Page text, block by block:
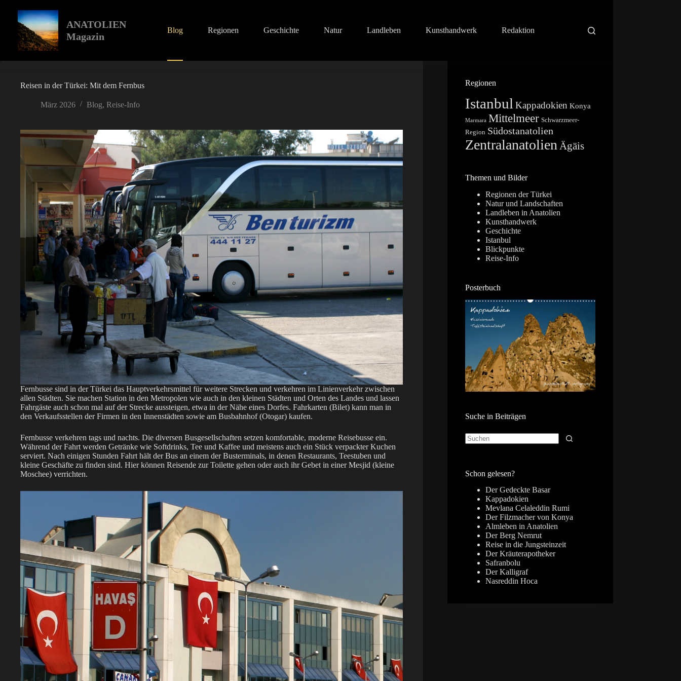
springen
ANATOLIEN
Magazin
Blog Regionen Geschichte Natur Landleben Kunsthandwerk Redaktion
Reisen in der Türkei: Mit dem Fernbus
März 2026 Blog, Reise-Info
Fernbusse sind in der Türkei das Hauptverkehrsmittel für weitere Strecken und verkehren im Linienverkehr zwischen
allen Städten. Sie machen Station in den Metropolen wie auch in den kleinen Städten und Orten des Landes und lassen
Fahrgäste auch schon mal auf der Strecke aussteigen, etwa in der Nähe eines Dorfes. Fahrkarten (Bilet) kann man in
den Verkaufsstellen der Firmen in den Innenstädten sowie am Busbahnhof (Otogar) kaufen.
Fernbusse verkehren tags und nachts. Die diversen Busgesellschaften setzen komfortable, moderne Reisebusse ein.
Während der Fahrt werden Getränke wie Softdrinks, Tee und Kaffee und meistens auch ein Stück verpackter Kuchen
serviert. Nach einigen Stunden Fahrt hält der Bus an einem der Busterminals, in denen Restaurants, Teestuben und
kleine Geschäfte zu finden sind. Hier können Reisende zur Toilette gehen oder auch ihr Gebet in einer Mesjid (kleine
Moschee) verrichten.
Regionen
Istanbul Kappadokien Konya
Marmara Mittelmeer Schwarzmeer-
Region Südostanatolien
Zentralanatolien Ägäis
Themen und Bilder
Regionen der Türkei
Natur und Landschaften
Landleben in Anatolien
Kunsthandwerk
Geschichte
Istanbul
Blickpunkte
Reise-Info
Posterbuch
Suche in Beiträgen
Schon gelesen?
Der Gedeckte Basar
Kappadokien
Mevlana Celaleddin Rumi
Der Filzmacher von Konya
Almleben in Anatolien
Der Berg Nemrut
Reise in die Jungsteinzeit
Der Kräuterapotheker
Safranbolu
Der Kalligraf
Nasreddin Hoca